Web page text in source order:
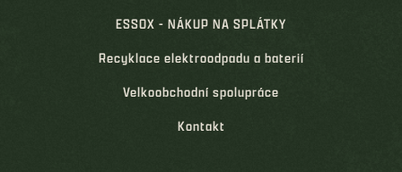
ESSOX - NÁKUP NA SPLÁTKY
Recyklace elektroodpadu a baterií
Velkoobchodní spolupráce
Kontakt